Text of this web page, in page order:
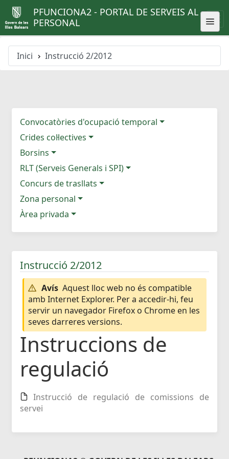
PFUNCIONA2 - PORTAL DE SERVEIS AL
PERSONAL
Inici Instrucció 2/2012
Convocatòries d'ocupació temporal
Crides col·lectives
Borsins
RLT (Serveis Generals i SPI)
Concurs de trasllats
Zona personal
Àrea privada
Instrucció 2/2012
Avís Aquest lloc web no és compatible
amb Internet Explorer. Per a accedir-hi, feu
servir un navegador Firefox o Chrome en les
seves darreres versions.
Instruccions de
regulació
Instrucció de regulació de comissions de
servei